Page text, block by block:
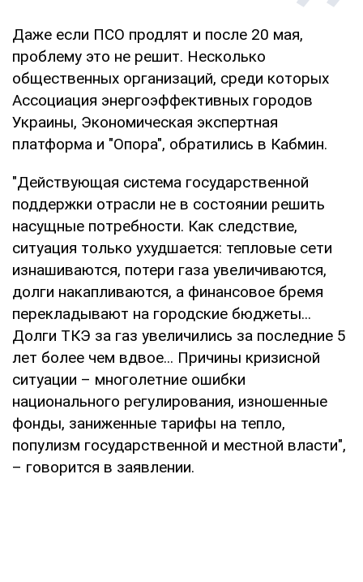
Даже если ПСО продлят и после 20 мая,
проблему это не решит. Несколько
общественных организаций, среди которых
Ассоциация энергоэффективных городов
Украины, Экономическая экспертная
платформа и "Опора", обратились в Кабмин.
"Действующая система государственной
поддержки отрасли не в состоянии решить
насущные потребности. Как следствие,
ситуация только ухудшается: тепловые сети
изнашиваются, потери газа увеличиваются,
долги накапливаются, а финансовое бремя
перекладывают на городские бюджеты...
Долги ТКЭ за газ увеличились за последние 5
лет более чем вдвое... Причины кризисной
ситуации – многолетние ошибки
национального регулирования, изношенные
фонды, заниженные тарифы на тепло,
популизм государственной и местной власти",
– говорится в заявлении.